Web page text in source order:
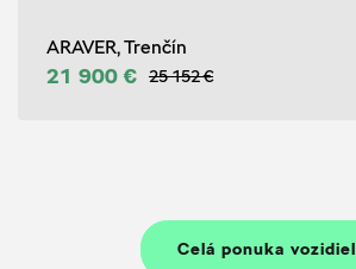
ARAVER, Trenčín
21 900 € 25 152 €
Celá ponuka vozidiel